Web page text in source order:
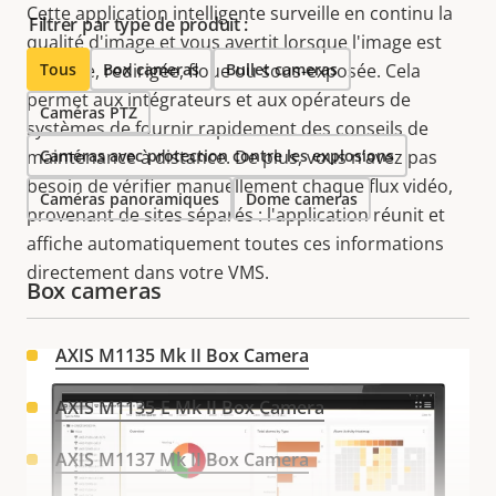
Cette application intelligente surveille en continu la
qualité d'image et vous avertit lorsque l'image est
bloquée, redirigée, floue ou sous-exposée. Cela
permet aux intégrateurs et aux opérateurs de
systèmes de fournir rapidement des conseils de
maintenance à distance. De plus, vous n’avez pas
besoin de vérifier manuellement chaque flux vidéo,
provenant de sites séparés : l'application réunit et
affiche automatiquement toutes ces informations
directement dans votre VMS.
Filtrer par type de produit :
Tous Box cameras Bullet cameras
Caméras PTZ
Caméras avec protection contre les explosions
Caméras panoramiques Dome cameras
Box cameras
AXIS M1135 Mk II Box Camera
AXIS M1135-E Mk II Box Camera
AXIS M1137 Mk II Box Camera